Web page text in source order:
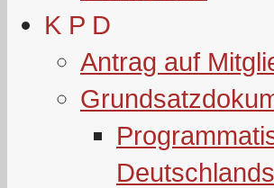
K P D
Antrag auf